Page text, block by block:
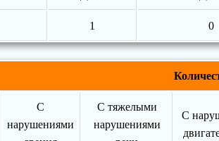
1 0
С
нарушениями
С тяжелыми
нарушениями
С